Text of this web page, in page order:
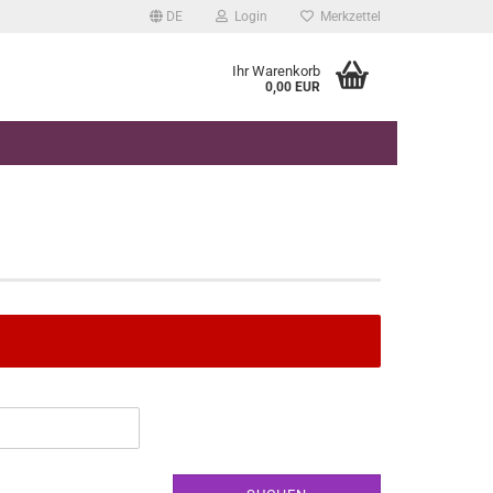
DE Login Merkzettel
Ihr Warenkorb
0,00 EUR